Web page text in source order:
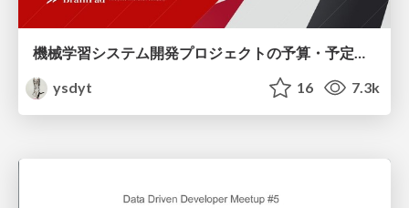
機械学習システム開発プロジェクトの予算・予定・人情 / Budget, schedule and humanity of ML system dev PJ
ysdyt
16 7.3k